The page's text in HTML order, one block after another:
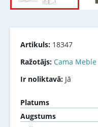
Artikuls: 18347
Ražotājs: Cama Meble
Ir noliktavā: Jā
Platums
Augstums